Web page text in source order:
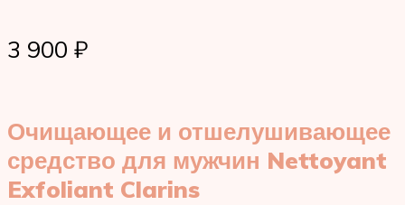
3 900 ₽
Очищающее и отшелушивающее
средство для мужчин Nettoyant
Exfoliant Clarins